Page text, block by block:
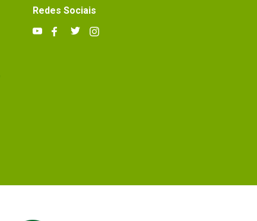
Redes Sociais